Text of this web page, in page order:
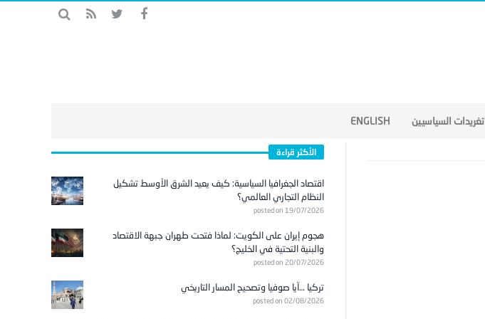
تغريدات السياسيين ENGLISH
الأكثر قراءة
اقتصاد الجغرافيا السياسية: كيف يعيد الشرق الأوسط تشكيل
النظام التجاري العالمي؟
posted on 19/07/2026
هجوم إيران على الكويت: لماذا فتحت طهران جبهة الاقتصاد
والبنية التحتية في الخليج؟
posted on 20/07/2026
تركيا …آيا صوفيا وتصحيح المسار التاريخي
posted on 02/08/2026